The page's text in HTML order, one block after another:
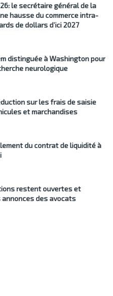
le secrétaire général de la
hausse du commerce intra-
de dollars d’ici 2027
distinguée à Washington pour
neurologique
sur les frais de saisie
et marchandises
du contrat de liquidité à
restent ouvertes et
des avocats